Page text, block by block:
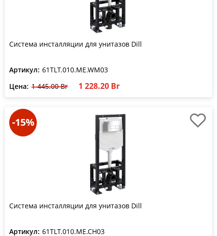
Система инсталляции для унитазов Dill
Артикул: 61TLT.010.ME.WM03
Цена: 1 445.00 Br 1 228.20 Br
-15%
Система инсталляции для унитазов Dill
Артикул: 61TLT.010.ME.CH03